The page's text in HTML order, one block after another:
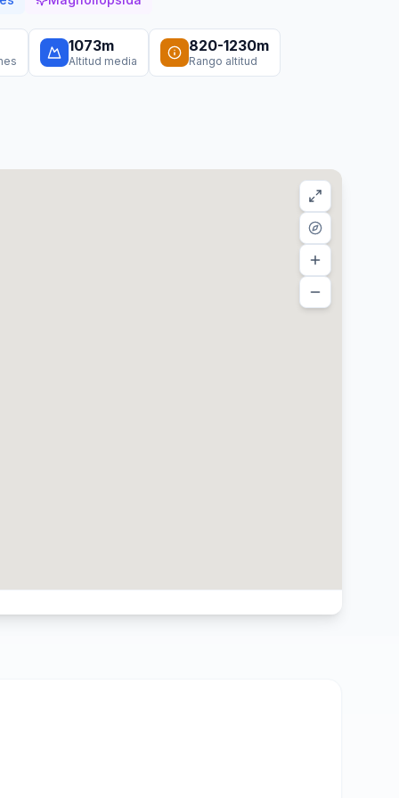
1073m
Altitud media
820-1230m
Rango altitud